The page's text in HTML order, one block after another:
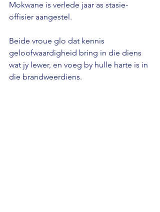
Mokwane is verlede jaar as stasie-
offisier aangestel.
Beide vroue glo dat kennis
geloofwaardigheid bring in die diens
wat jy lewer, en voeg by hulle harte is in
die brandweerdiens.